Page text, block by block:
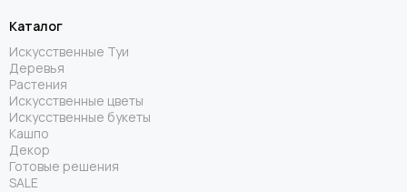
Каталог
Искусственные Туи
Деревья
Растения
Искусственные цветы
Искусственные букеты
Кашпо
Декор
Готовые решения
SALE